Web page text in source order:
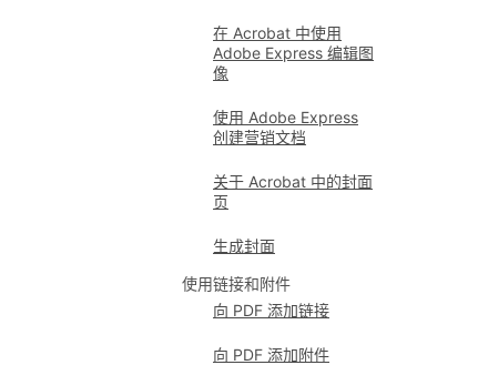
在 Acrobat 中使用
Adobe Express 编辑图
像
使用 Adobe Express
创建营销文档
关于 Acrobat 中的封面
页
生成封面
使用链接和附件
向 PDF 添加链接
向 PDF 添加附件